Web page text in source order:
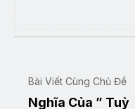
Bài Viết Cùng Chủ Đề
Nghĩa Của ” Tuỳ